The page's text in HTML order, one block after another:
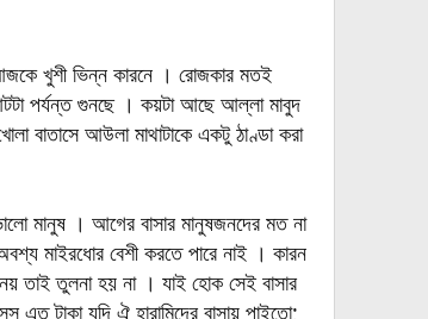
খুশী ভিন্ন কারনে । রোজকার মতই
পর্যন্ত গুনছে । কয়টা আছে আল্লা মাবুদ
বাতাসে আউলা মাথাটাকে একটু ঠাণ্ডা করা
মানুষ । আগের বাসার মানুষজনদের মত না
মাইরধোর বেশী করতে পারে নাই । কারন
তাই তুলনা হয় না । যাই হোক সেই বাসার
টাকা যদি ঐ হারামিদের বাসায় পাইতো;